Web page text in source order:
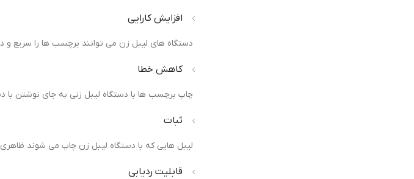
افزایش کارایی
دستگاه های لیبل زن می توانند برچسب ها را سریع و
کاهش خطا
چاپ برچسب ها با دستگاه لیبل زنی به جای نوشتن
ثبات
لیبل هایی که با دستگاه لیبل زن چاپ می شوند
قابلیت ردیابی